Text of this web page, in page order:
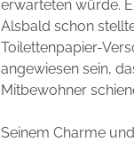
erwarteten würde.
Alsbald schon
Toilettenpapier-
angewiesen sein,
Mitbewohner
Seinem Charme